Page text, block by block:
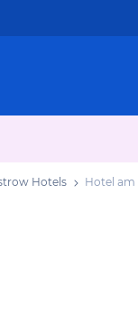
Hotels Hotel am